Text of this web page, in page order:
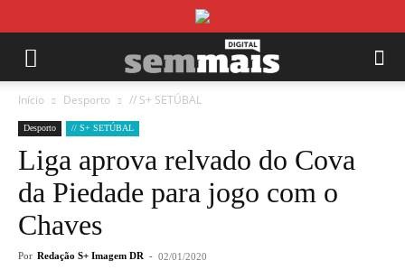
Início Desporto // S+ SETÚBAL
Desporto // S+ SETÚBAL
Liga aprova relvado do Cova
da Piedade para jogo com o
Chaves
Por Redação S+ Imagem DR - 02/01/2020